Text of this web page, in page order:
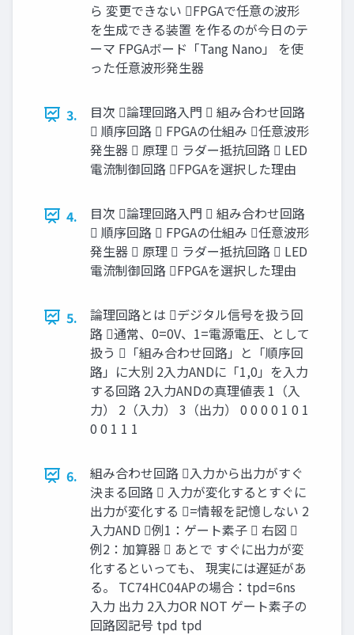
ら 変更できない FPGAで任意の波形
を生成できる装置 を作るのが今日のテ
ーマ FPGAボード「Tang Nano」 を使
った任意波形発生器
3.
目次 論理回路入門  組み合わせ回路
 順序回路  FPGAの仕組み 任意波形
発生器  原理  ラダー抵抗回路  LED
電流制御回路 FPGAを選択した理由
4.
目次 論理回路入門  組み合わせ回路
 順序回路  FPGAの仕組み 任意波形
発生器  原理  ラダー抵抗回路  LED
電流制御回路 FPGAを選択した理由
5.
論理回路とは デジタル信号を扱う回
路 通常、0=0V、1=電源電圧、として
扱う 「組み合わせ回路」と「順序回
路」に大別 2入力ANDに「1,0」を入力
する回路 2入力ANDの真理値表 1（入
力） 2（入力） 3（出力） 0 0 0 0 1 0 1
0 0 1 1 1
6.
組み合わせ回路 入力から出力がすぐ
決まる回路  入力が変化するとすぐに
出力が変化する =情報を記憶しない 2
入力AND 例1：ゲート素子  右図 
例2：加算器  あとで すぐに出力が変
化するといっても、 現実には遅延があ
る。 TC74HC04APの場合：tpd=6ns
入力 出力 2入力OR NOT ゲート素子の
回路図記号 tpd tpd